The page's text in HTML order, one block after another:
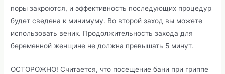
поры закроются, и эффективность последующих процедур
будет сведена к минимуму. Во второй заход вы можете
использовать веник. Продолжительность захода для
беременной женщине не должна превышать 5 минут.
ОСТОРОЖНО! Считается, что посещение бани при гриппе